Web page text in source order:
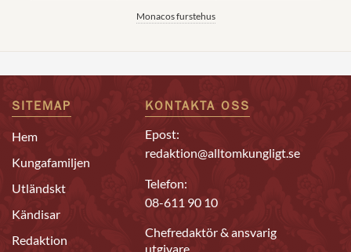
Monacos furstehus
SITEMAP
Hem
Kungafamiljen
Utländskt
Kändisar
Redaktion
KONTAKTA OSS
Epost:
redaktion@alltomkungligt.se
Telefon:
08-611 90 10
Chefredaktör & ansvarig
utgivare